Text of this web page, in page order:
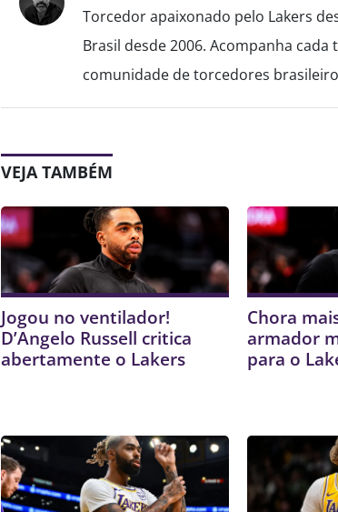
Torcedor apaixonado pelo Lakers
Brasil desde 2006. Acompanha
comunidade de torcedores
VEJA TAMBÉM
Jogou no ventilador!
D’Angelo Russell critica
abertamente o Lakers
Chora
armador
para o